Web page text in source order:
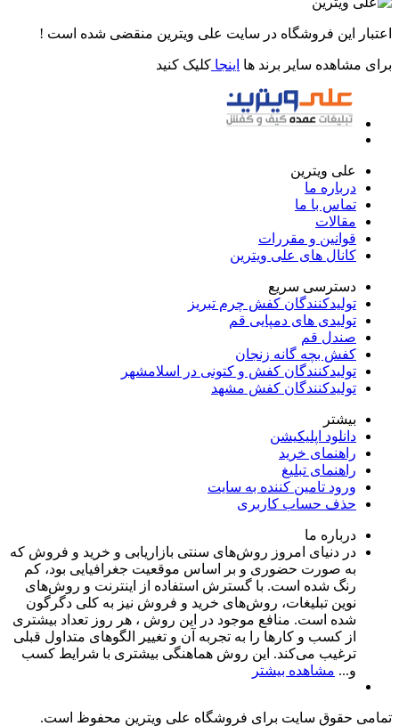
اعتبار این فروشگاه در سایت علی ویترین منقضی شده است !
برای مشاهده سایر برند ها اینجا کلیک کنید
علی ویترین
درباره ما
تماس با ما
مقالات
قوانین و مقررات
کانال های علی ویترین
دسترسی سریع
تولیدکنندگان کفش چرم تبریز
تولیدی های دمپایی قم
صندل قم
کفش بچه گانه زنجان
تولیدکنندگان کفش و کتونی در اسلامشهر
تولیدکنندگان کفش مشهد
بیشتر
دانلود اپلیکیشن
راهنمای خرید
راهنمای تبلیغ
ورود تامین کننده به سایت
حذف حساب کاربری
درباره ما
در دنیای امروز روش‌های سنتی بازاریابی و خرید و فروش که
به صورت حضوری و بر اساس موقعیت جغرافیایی بود، کم
رنگ شده است. با گسترش استفاده از اینترنت و روش‌های
نوین تبلیغات، روش‌های خرید و فروش نیز به کلی دگرگون
شده است. منافع موجود در این روش ، هر روز تعداد بیشتری
از کسب و کارها را به تجربه‌ آن و تغییر الگوهای متداول قبلی
ترغیب می‌کند. این روش هماهنگی بیشتری با شرایط کسب
و... مشاهده بیشتر
تمامی حقوق سایت برای فروشگاه علی ویترین محفوظ است.